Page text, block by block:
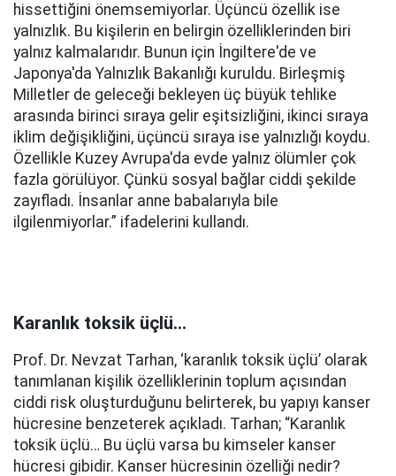
hissettiğini önemsemiyorlar. Üçüncü özellik ise
yalnızlık. Bu kişilerin en belirgin özelliklerinden biri
yalnız kalmalarıdır. Bunun için İngiltere'de ve
Japonya'da Yalnızlık Bakanlığı kuruldu. Birleşmiş
Milletler de geleceği bekleyen üç büyük tehlike
arasında birinci sıraya gelir eşitsizliğini, ikinci sıraya
iklim değişikliğini, üçüncü sıraya ise yalnızlığı koydu.
Özellikle Kuzey Avrupa'da evde yalnız ölümler çok
fazla görülüyor. Çünkü sosyal bağlar ciddi şekilde
zayıfladı. İnsanlar anne babalarıyla bile
ilgilenmiyorlar.” ifadelerini kullandı.
Karanlık toksik üçlü…
Prof. Dr. Nevzat Tarhan, ‘karanlık toksik üçlü’ olarak
tanımlanan kişilik özelliklerinin toplum açısından
ciddi risk oluşturduğunu belirterek, bu yapıyı kanser
hücresine benzeterek açıkladı. Tarhan; “Karanlık
toksik üçlü… Bu üçlü varsa bu kimseler kanser
hücresi gibidir. Kanser hücresinin özelliği nedir?